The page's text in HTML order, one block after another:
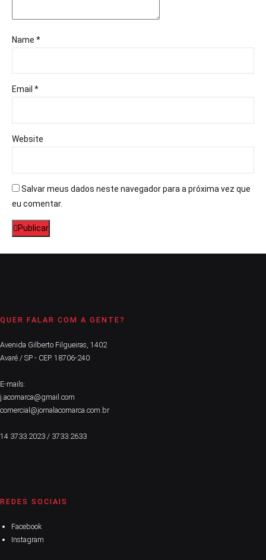
Name *
Email *
Website
Salvar meus dados neste navegador para a próxima vez que
eu comentar.
Publicar
QUER FALAR COM A GENTE?
Avenida Gilberto Filgueiras, 1402
Avaré / SP - CEP. 18706-240
E-mails:
j.acomarca@gmail.com
comercial@jornalacomarca.com.br
14 3733.2023 / 3733.2633
REDES SOCIAIS
Facebook
Instagram